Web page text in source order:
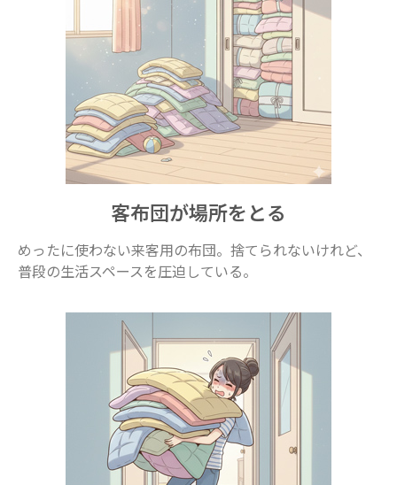
客布団が場所をとる
めったに使わない来客用の布団。捨てられないけれど、
普段の生活スペースを圧迫している。